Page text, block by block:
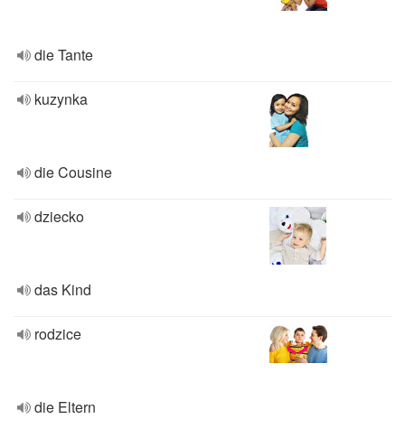
die Tante
kuzynka
die Cousine
dziecko
das Kind
rodzice
die Eltern